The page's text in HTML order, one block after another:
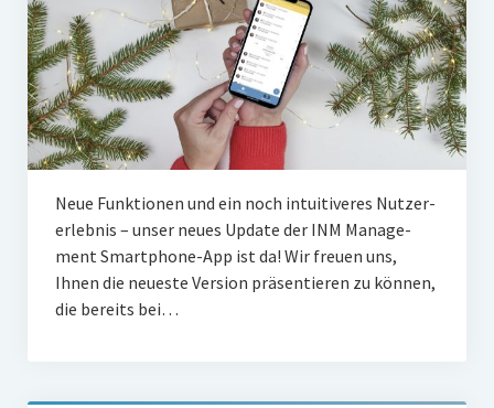
Neue Funk­tio­nen und ein noch intui­ti­ve­res Nut­zer­
er­leb­nis – unser neu­es Update der INM Manage­
ment Smart­phone-App ist da! Wir freu­en uns,
Ihnen die neu­es­te Ver­si­on prä­sen­tie­ren zu kön­nen,
die bereits bei…